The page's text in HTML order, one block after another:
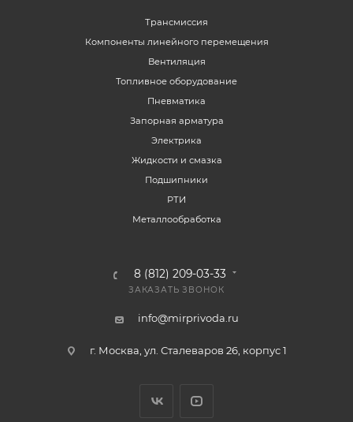
Трансмиссия
Компоненты линейного перемещения
Вентиляция
Топливное оборудование
Пневматика
Запорная арматура
Электрика
Жидкости и смазка
Подшипники
РТИ
Металлообработка
8 (812) 209-03-33
ЗАКАЗАТЬ ЗВОНОК
info@mirprivoda.ru
г. Москва, ул. Сталеваров 26, корпус 1